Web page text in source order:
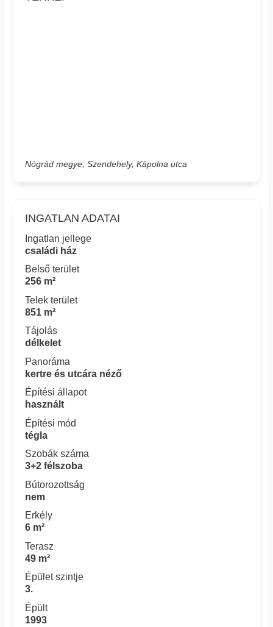
Nógrád megye, Szendehely, Kápolna utca
INGATLAN ADATAI
Ingatlan jellege
családi ház
Belső terület
256 m²
Telek terület
851 m²
Tájolás
délkelet
Panoráma
kertre és utcára néző
Építési állapot
használt
Építési mód
tégla
Szobák száma
3+2 félszoba
Bútorozottság
nem
Erkély
6 m²
Terasz
49 m²
Épület szintje
3.
Épült
1993